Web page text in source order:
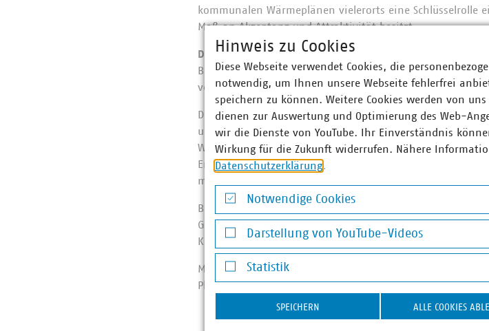
kommunalen Wärmeplänen vielerorts eine Schlüsselrolle
Maß an Akzeptanz und Attraktivität besitzt.
Der Fernwärmepreis ist transparent.
Buch mit sieben Siegeln, aber sie folgen gesetzlichen
verbrauchsabhängigen und verbrauchsunabhängigen
Der Gesamtpreis besteht in der Regel aus Grund-,
und Aufwendungen werden durch den Grundpreis
Wärmeerzeugung und das Wärmenetz sowie in die
Energieträger für die Wärmeerzeugung benötigt, die das
muss. Sobald fossile Energieträger für die
Bei der Preisbildung spielt auch die Bodenbeschaffenheit
Gesteins- oder Sandboden gezogen wird, ob Flüsse oder
Kopfsteinpflaster aufwendig wiederhergestellt werden
Mit anderen Verbänden hat der Verband kommunaler
Plattform (
www.waermepreise.info) eingerichtet, auf
Hinweis zu Cookies
Diese Webseite verwendet Cookies, die
notwendig, um Ihnen unsere Webseite fehlerfrei
speichern zu können. Weitere Cookies werden von
dienen zur Auswertung und Optimierung des Web-
wir die Dienste von YouTube. Ihr Einverständnis
Wirkung für die Zukunft widerrufen. Nähere
Datenschutzerklärung.
Notwendige Cookies
Notwendige Cookies
Darstellung von YouTube-Videos
Darstellung von YouTube-Videos
Statistik
Statistik
SPEICHERN ALLE COOKIES